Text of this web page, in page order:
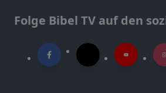
Folge Bibel TV auf den